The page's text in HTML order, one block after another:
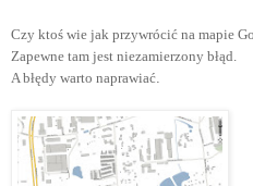
Czy ktoś wie jak przywrócić na mapie
Zapewne tam jest niezamierzony błąd.
A błędy warto naprawiać